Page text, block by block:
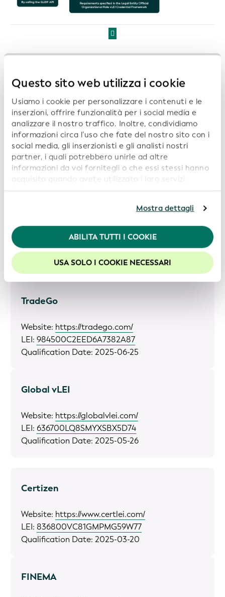
Questo sito web utilizza i cookie
Usiamo i cookie per personalizzare i contenuti e le
inserzioni, offrire funzionalità per i social media e
analizzare il nostro traffico. Inoltre, condividiamo
informazioni circa l’uso che fate del nostro sito con i
social media, gli inserzionisti e gli analisti nostri
partner, i quali potrebbero unirle ad altre
informazioni da voi fornitegli o che essi stessi hanno
acquisito quando avete utilizzato i loro servizi.
Continuando a utilizzare il nostro sito web,
informazioni, siete pregati di consultare la nostra
Politica in materia di privacy.
Per usufruire della migliore esperienza sul nostro sito
web, consigliamo di lasciare i cookie abilitati.
Mostra dettagli
ABILITA TUTTI I COOKIE
USA SOLO I COOKIE NECESSARI
SHECA
Website:https://static.sheca.com/vlei-web/
LEI:83680008RNIDW9LD8Z21
Qualification Date: 2025-10-15
Website:https://www.edge.toppan.com/
353800460NTF5K7NU940
Qualification Date: 2025-09-05
TradeGo
Website: https://tradego.com/
LEI: 984500C2EED6A7382A87
Qualification Date: 2025-06-25
Global vLEI
Website: https://globalvlei.com/
LEI: 636700LQ8SMYXSBX5D74
Qualification Date: 2025-05-26
Certizen
Website: https://www.certlei.com/
LEI: 836800VC81GMPMG59W77
Qualification Date: 2025-03-20
FINEMA